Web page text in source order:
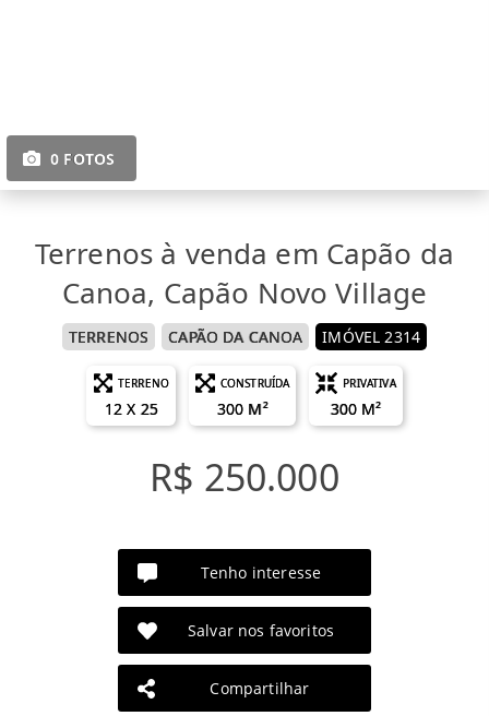
0 FOTOS
Terrenos à venda em Capão da
Canoa, Capão Novo Village
TERRENOS CAPÃO DA CANOA IMÓVEL 2314
TERRENO
12 X 25
CONSTRUÍDA
300 M²
PRIVATIVA
300 M²
R$ 250.000
Tenho interesse
Salvar nos favoritos
Compartilhar